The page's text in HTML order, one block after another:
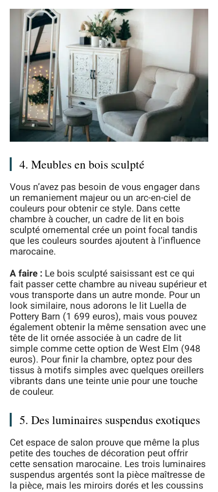
4. Meubles en bois sculpté
Vous n’avez pas besoin de vous engager dans
un remaniement majeur ou un arc-en-ciel de
couleurs pour obtenir ce style. Dans cette
chambre à coucher, un cadre de lit en bois
sculpté ornemental crée un point focal tandis
que les couleurs sourdes ajoutent à l’influence
marocaine.
A faire : Le bois sculpté saisissant est ce qui
fait passer cette chambre au niveau supérieur et
vous transporte dans un autre monde. Pour un
look similaire, nous adorons le lit Luella de
Pottery Barn (1 699 euros), mais vous pouvez
également obtenir la même sensation avec une
tête de lit ornée associée à un cadre de lit
simple comme cette option de West Elm (948
euros). Pour finir la chambre, optez pour des
tissus à motifs simples avec quelques oreillers
vibrants dans une teinte unie pour une touche
de couleur.
5. Des luminaires suspendus exotiques
Cet espace de salon prouve que même la plus
petite des touches de décoration peut offrir
cette sensation marocaine. Les trois luminaires
suspendus argentés sont la pièce maîtresse de
la pièce, mais les miroirs dorés et les coussins